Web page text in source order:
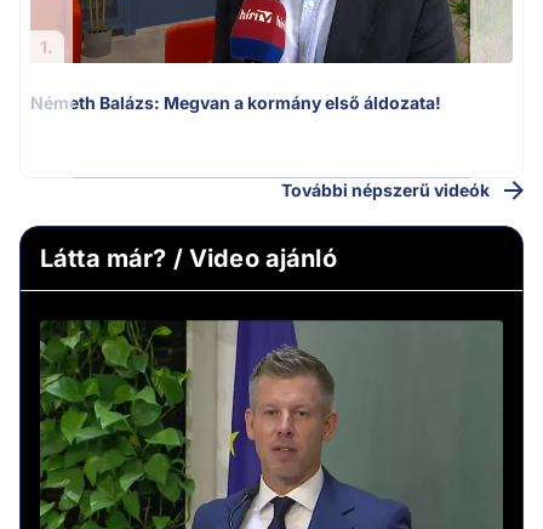
1.
Németh Balázs: Megvan a kormány első áldozata!
További népszerű videók
Látta már? / Video ajánló